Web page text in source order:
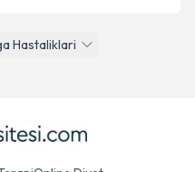
Hastaliklari